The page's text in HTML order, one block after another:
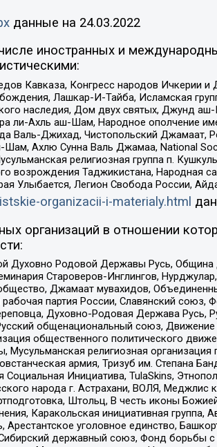
данные на 24.03.2022
иностранных и
Кавказа, Конгресс народов Ичкерии и
Лашкар-И-Тайба, Исламская
наследия, Дом двух святых, Джунд
ли-Ахль аш-Шам, Народное ополчение
Валь-Джихад, Чистопольский Джамаат,
Ахлю Сунна Валь Джамаа, National
религиозная группа п.
возрождения Таджикистана, Народная
Улыбается, Легион Свобода России,
organizacii-i-materialy.html
организаций в отношении
Духовно Родовой Державы Русь, Община
Староверов-Инглингов,
Джамаат мувахидов,
партия России, Славянский
Духовно-Родовая Держава Русь,
общенациональный союз,
общественного политического
религиозная
армия, Тризуб им. Степана
Инициатива, TulaSkins,
народа г. Астрахани, ВОЛЯ, Меджлис
Штольц, В честь иконы
Каракольская инициативная группа,
Арестантское уголовное единство,
державный союз, Фонд борьбы